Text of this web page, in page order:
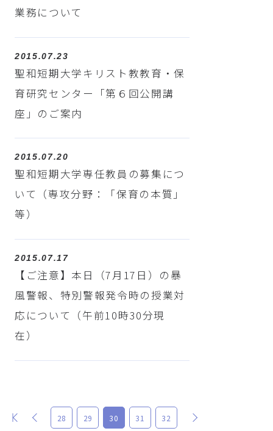
業務について
2015.07.23
聖和短期大学キリスト教教育・保
育研究センター「第６回公開講
座」のご案内
2015.07.20
聖和短期大学専任教員の募集につ
いて（専攻分野：「保育の本質」
等）
2015.07.17
【ご注意】本日（7月17日）の暴
風警報、特別警報発令時の授業対
応について（午前10時30分現
在）
最初 前 28 29 30 31 32